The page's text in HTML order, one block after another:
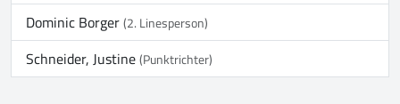
Dominic Borger(2. Linesperson)
Schneider, Justine(Punktrichter)